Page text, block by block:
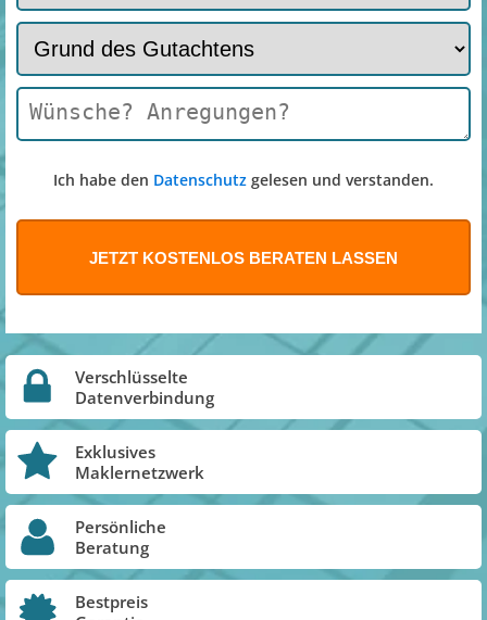
Ich habe den Datenschutz gelesen und verstanden.
Verschlüsselte
Datenverbindung
Exklusives
Maklernetzwerk
Persönliche
Beratung
Bestpreis